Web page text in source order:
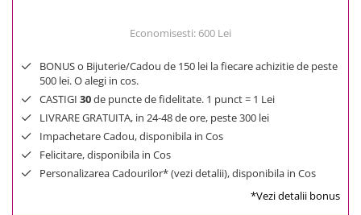
Economisesti: 600 Lei
BONUS o Bijuterie/Cadou de 150 lei la fiecare achizitie de peste
500 lei. O alegi in cos.
CASTIGI 30de puncte de fidelitate. 1 punct = 1 Lei
LIVRARE GRATUITA, in 24-48 de ore, peste 300 lei
Impachetare Cadou, disponibila in Cos
Felicitare, disponibila in Cos
Personalizarea Cadourilor* (vezi detalii), disponibila in Cos
*Vezi detalii bonus